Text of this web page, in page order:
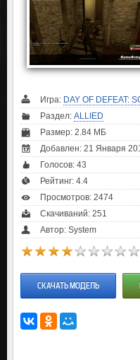
Игра: DAY OF DEFEAT:
Раздел: ALLIED
Размер: 2.84 МБ
Добавлен: 21 Января
Голосов: 43
Рейтинг: 4.4
Просмотров: 2474
Скачиваний: 251
Автор: System
СКАЧАТЬ МОДЕЛЬ